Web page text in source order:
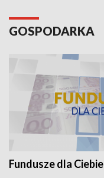
GOSPODARKA
Fundusze dla Ciebie